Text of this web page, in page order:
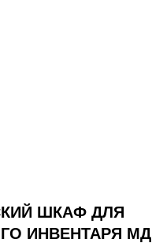
ШКАФ ДЛЯ
ИНВЕНТАРЯ